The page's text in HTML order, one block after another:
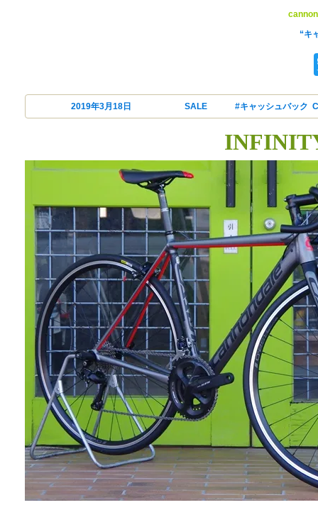
“キ
投稿日:2019年3月18日 カテゴリーSALE タグ#キャッシュバック ,